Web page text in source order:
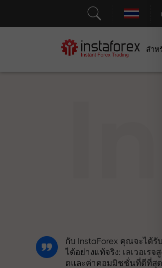
สำห
กับ InstaForex คุณจะได้รั
ได้อย่างแท้จริง: เลเวอเรจสู
ดและค่าคอมมิชชั่นที่ดีที่สุด